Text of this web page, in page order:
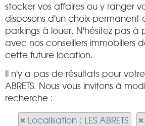
stocker vos affaires ou y ranger
disposons d'un choix permanent
parkings à louer. N'hésitez pas
avec nos conseillers immobiliers
cette future location.
Il n'y a pas de résultats pour
ABRETS. Nous vous invitons à
recherche :
Localisation : LES ABRETS